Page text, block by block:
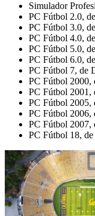
Simulador
PC Fútbol 2.0,
PC Fútbol 3.0,
PC Fútbol 4.0,
PC Fútbol 5.0,
PC Fútbol 6.0,
PC Fútbol 7, de
PC Fútbol 2000,
PC Fútbol 2001,
PC Fútbol 2005,
PC Fútbol 2006,
PC Fútbol 2007,
PC Fútbol 18,